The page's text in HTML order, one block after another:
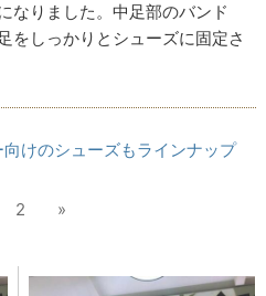
なりました。中足部のバンド
をしっかりとシューズに固定さ
けのシューズもラインナップ
2 »